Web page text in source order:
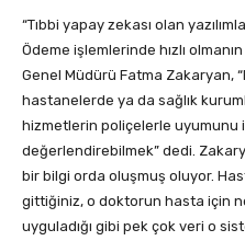
“Tıbbi yapay zekası olan
Ödeme işlemlerinde hızlı
Genel Müdürü Fatma Zakaryan,
hastanelerde ya da sağlık
hizmetlerin poliçelerle uyumunu
değerlendirebilmek” dedi.
bir bilgi orda oluşmuş oluyor.
gittiğiniz, o doktorun hasta için
uyguladığı gibi pek çok veri o